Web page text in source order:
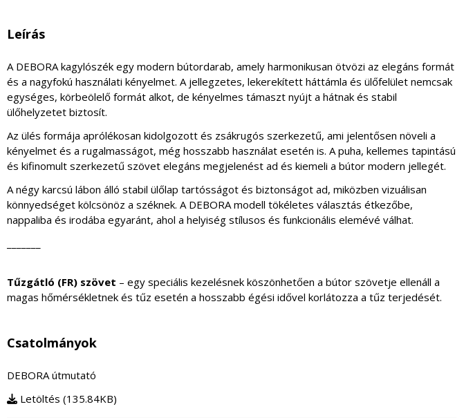
Leírás
A DEBORA kagylószék egy modern bútordarab, amely harmonikusan ötvözi az elegáns formát
és a nagyfokú használati kényelmet. A jellegzetes, lekerekített háttámla és ülőfelület nemcsak
egységes, körbeölelő formát alkot, de kényelmes támaszt nyújt a hátnak és stabil
ülőhelyzetet biztosít.
Az ülés formája aprólékosan kidolgozott és zsákrugós szerkezetű, ami jelentősen növeli a
kényelmet és a rugalmasságot, még hosszabb használat esetén is. A puha, kellemes tapintású
és kifinomult szerkezetű szövet elegáns megjelenést ad és kiemeli a bútor modern jellegét.
A négy karcsú lábon álló stabil ülőlap tartósságot és biztonságot ad, miközben vizuálisan
könnyedséget kölcsönöz a széknek. A DEBORA modell tökéletes választás étkezőbe,
nappaliba és irodába egyaránt, ahol a helyiség stílusos és funkcionális elemévé válhat.
Tűzgátló (FR) szövet – egy speciális kezelésnek köszönhetően a bútor szövetje ellenáll a
magas hőmérsékletnek és tűz esetén a hosszabb égési idővel korlátozza a tűz terjedését.
Csatolmányok
DEBORA útmutató
Letöltés (135.84KB)